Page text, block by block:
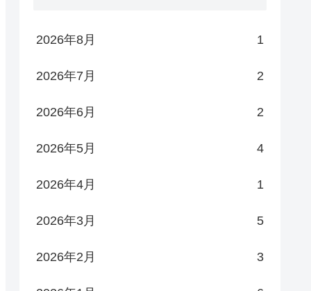
2026年8月 1
2026年7月 2
2026年6月 2
2026年5月 4
2026年4月 1
2026年3月 5
2026年2月 3